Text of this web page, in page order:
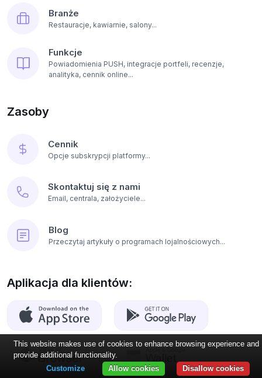
Branże
Restauracje, kawiarnie, salony...
Funkcje
Powiadomienia PUSH, integracje portfeli, recenzje,
analityka, cennik online...
Zasoby
Cennik
Opcje subskrypcji platformy...
Skontaktuj się z nami
Email, centrala, założyciele...
Blog
Przeczytaj artykuły o programach lojalnościowych...
Aplikacja dla klientów:
This website makes use of cookies to enhance browsing experience and
provide additional functionality.
Disallow cookies
Allow cookies
Customize